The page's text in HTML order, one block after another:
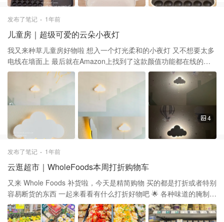
然还带个以前没有的洞洞盘 这不是完美解锁章鱼小丸子的盘子么 感
觉做做功课我要对章鱼烧下手啦 还想到了做棒棒糖小蛋糕点心等 等
发布了笔记 1年前
儿童房｜超级可爱的云朵小夜灯
我又来种草儿童房好物啦 想入一个灯光柔和的小夜灯 又不想要太多
电线在墙面上 最后就在Amazon上找到了这款颜值功能都在线的款
式 Cloud Light - Floating Cloud Wall Lamp For Nursery | Cute
Floating Cloud Lamp For Kids Bedroom | Battery-operated
Hanging Cloud Night Lights | Cloud Lights For Bedroom | Cloud
Lamp For Baby Nursery : Baby $30(到手价) ☁️ 可爱的小云朵设计
跟小房子的墙面很搭 ☁️ 白色云朵是很轻的木板，没什么毛刺很光滑
☁️ 灯源是几块五号电池支持的一串led灯条 ☁️ 暖色的灯光很柔和晚
上点也不刺眼 总之既符合我各方面需求又颜值很高 既能起到装饰作
用又很实用的小灯，喜欢💕
4
发布了笔记 1年前
云逛超市｜WholeFoods本周打折购物车
又来 Whole Foods 补货啦，今天是精简购物 买的都是打折或者特别
容易断货的东西 一起来看看有什么打折好物吧 🌟 各种味道的腌制鸡
翅 快手菜必备，空气炸锅十五分钟就可以享用啦 🌟 最爱的法式酸奶
2/$5 新品玫瑰，茉莉花味都很全，买了小朋友最爱的vanilla bean